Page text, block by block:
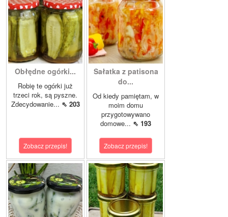
Obłędne ogórki...
Robię te ogórki już
trzeci rok, są pyszne.
Zdecydowanie... ⇖ 203
Zobacz przepis!
Sałatka z patisona
do...
Od kiedy pamiętam, w
moim domu
przygotowywano
domowe... ⇖ 193
Zobacz przepis!